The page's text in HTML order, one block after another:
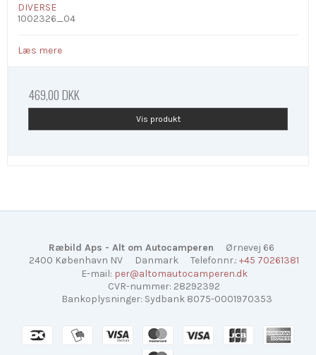
DIVERSE
1002326_04
Læs mere
469,00 DKK
Vis produkt
Ræbild Aps - Alt om Autocamperen
Ørnevej 66
2400 København NV
Danmark Telefonnr.: +45 70261381
E-mail: per@altomautocamperen.dk
CVR-nummer: 28292392
Bankoplysninger: Sydbank 8075-0001970353